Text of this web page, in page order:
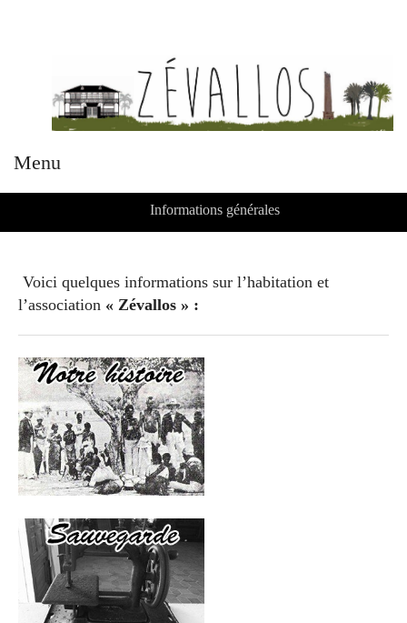
Menu
Informations générales
Voici quelques informations sur l’habitation et
l’association « Zévallos » :